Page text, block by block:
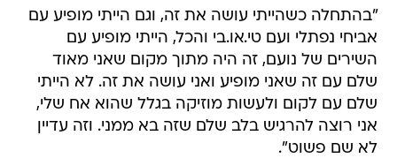
"בהתחלה כשהייתי עושה את זה, וגם הייתי מופיע עם
אביחי נפתלי ועם טי.או.בי והכל, הייתי מופיע עם
השירים של נועם, זה היה מתוך מקום שאני מאוד
שלם עם זה שאני מופיע ואני עושה את זה. לא הייתי
שלם עם לקום ולעשות מוזיקה בגלל שהוא אח שלי,
אני רוצה להרגיש בלב שלם שזה בא ממני. וזה עדיין
לא שם פשוט".